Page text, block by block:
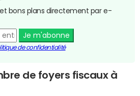
bons plans directement par e-
Je m'abonne
de confidentialité
de foyers fiscaux à